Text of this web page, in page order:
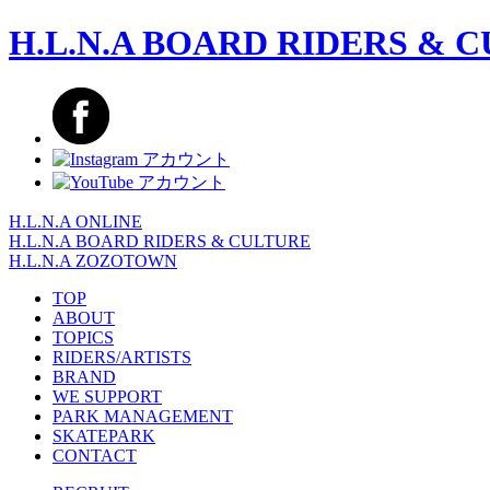
H.L.N.A BOARD RIDERS &
H.L.N.A ONLINE
H.L.N.A BOARD RIDERS & CULTURE
H.L.N.A ZOZOTOWN
TOP
ABOUT
TOPICS
RIDERS/ARTISTS
BRAND
WE SUPPORT
PARK MANAGEMENT
SKATEPARK
CONTACT